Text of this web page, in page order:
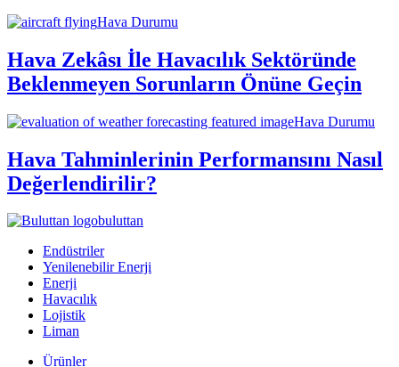
Hava Durumu
Hava Zekâsı İle Havacılık Sektöründe
Beklenmeyen Sorunların Önüne Geçin
Hava Durumu
Hava Tahminlerinin Performansını Nasıl
Değerlendirilir?
buluttan
Endüstriler
Yenilenebilir Enerji
Enerji
Havacılık
Lojistik
Liman
Ürünler